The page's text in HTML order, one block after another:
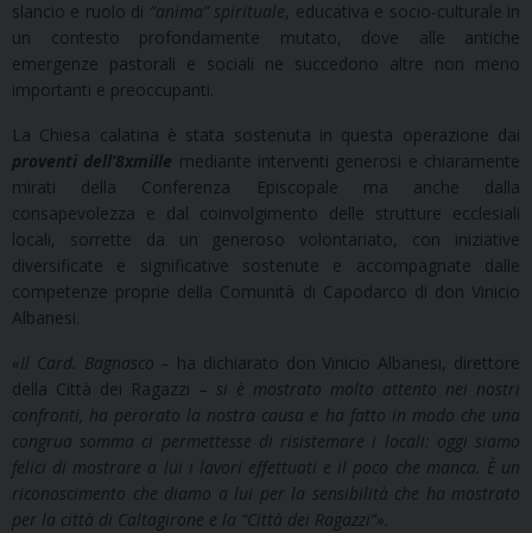
slancio e ruolo di “anima” spirituale, educativa e socio-culturale in
un contesto profondamente mutato, dove alle antiche
emergenze pastorali e sociali ne succedono altre non meno
importanti e preoccupanti.
La Chiesa calatina è stata sostenuta in questa operazione dai
proventi dell’8xmille mediante interventi generosi e chiaramente
mirati della Conferenza Episcopale ma anche dalla
consapevolezza e dal coinvolgimento delle strutture ecclesiali
locali, sorrette da un generoso volontariato, con iniziative
diversificate e significative sostenute e accompagnate dalle
competenze proprie della Comunità di Capodarco di don Vinicio
Albanesi.
«Il Card. Bagnasco – ha dichiarato don Vinicio Albanesi, direttore
della Città dei Ragazzi – si è mostrato molto attento nei nostri
confronti, ha perorato la nostra causa e ha fatto in modo che una
congrua somma ci permettesse di risistemare i locali: oggi siamo
felici di mostrare a lui i lavori effettuati e il poco che manca. È un
riconoscimento che diamo a lui per la sensibilità che ha mostrato
per la città di Caltagirone e la “Città dei Ragazzi”».